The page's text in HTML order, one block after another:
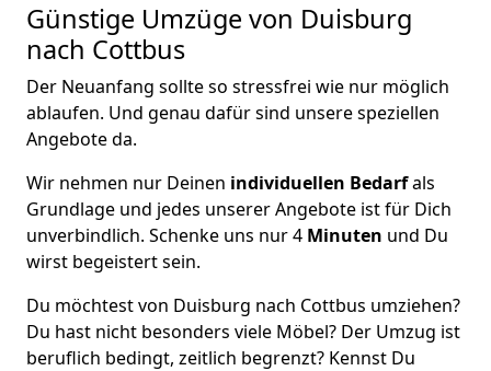
Günstige Umzüge von Duisburg
nach Cottbus
Der Neuanfang sollte so stressfrei wie nur möglich
ablaufen. Und genau dafür sind unsere speziellen
Angebote da.
Wir nehmen nur Deinen individuellen Bedarfals
Grundlage und jedes unserer Angebote ist für Dich
unverbindlich. Schenke uns nur 4 Minuten und Du
wirst begeistert sein.
Du möchtest von Duisburg nach Cottbus umziehen?
Du hast nicht besonders viele Möbel? Der Umzug ist
beruflich bedingt, zeitlich begrenzt? Kennst Du